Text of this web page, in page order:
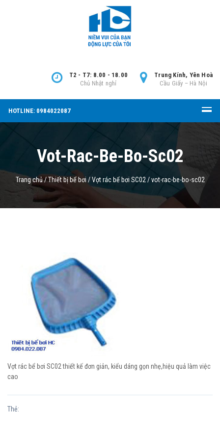
Trung Kính, Yên Hoà
Cầu Giấy – Hà Nội
T2 - T7: 8.00 - 18.00
Chủ Nhật nghỉ
HOTLINE: 0984022087
Vot-Rac-Be-Bo-Sc02
Trang chủ/Thiết bị bể bơi /Vợt rác bể bơi SC02 /vot-rac-be-bo-sc02
Vợt rác bể bơi SC02 thiết kế đơn giản, kiểu dáng gọn nhẹ,hiệu quả làm việc
cao
Thẻ: